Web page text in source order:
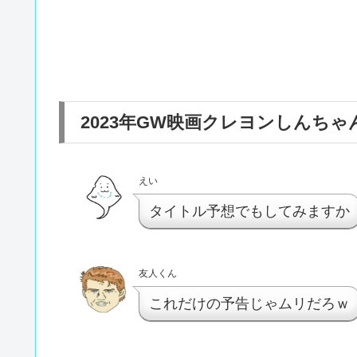
2023年GW映画クレヨンしんちゃ
えい
タイトル予想でもしてみますか
友人くん
これだけの予告じゃムリだろｗ